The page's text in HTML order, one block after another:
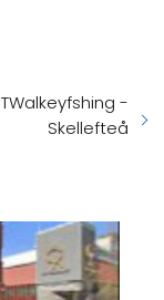
TWalkeyfshing -
Skellefteå